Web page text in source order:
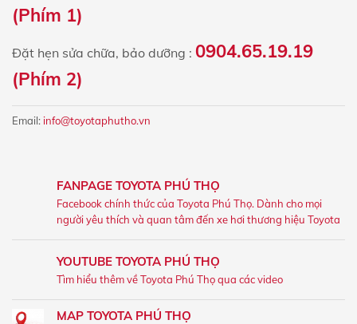
(Phím 1)
Đặt hẹn sửa chữa, bảo dưỡng : 0904.65.19.19
(Phím 2)
Email: info@toyotaphutho.vn
FANPAGE TOYOTA PHÚ THỌ
Facebook chính thức của Toyota Phú Thọ. Dành cho mọi
người yêu thích và quan tâm đến xe hơi thương hiệu Toyota
YOUTUBE TOYOTA PHÚ THỌ
Tìm hiểu thêm về Toyota Phú Thọ qua các video
MAP TOYOTA PHÚ THỌ